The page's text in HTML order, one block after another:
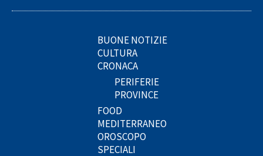
BUONE NOTIZIE
CULTURA
CRONACA
PERIFERIE
PROVINCE
FOOD
MEDITERRANEO
OROSCOPO
SPECIALI